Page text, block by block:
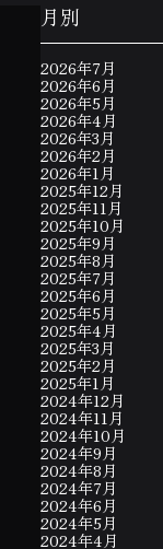
月別
2026年7月
2026年6月
2026年5月
2026年4月
2026年3月
2026年2月
2026年1月
2025年12月
2025年11月
2025年10月
2025年9月
2025年8月
2025年7月
2025年6月
2025年5月
2025年4月
2025年3月
2025年2月
2025年1月
2024年12月
2024年11月
2024年10月
2024年9月
2024年8月
2024年7月
2024年6月
2024年5月
2024年4月